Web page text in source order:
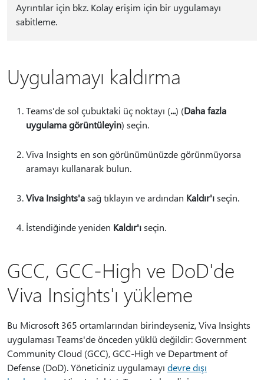
Ayrıntılar için bkz. Kolay erişim için bir uygulamayı
sabitleme.
Uygulamayı kaldırma
Teams'de sol çubuktaki üç noktayı (...) (Daha fazla
uygulama görüntüleyin) seçin.
Viva Insights en son görünümünüzde görünmüyorsa
aramayı kullanarak bulun.
Viva Insights'asağ tıklayın ve ardından Kaldır'ıseçin.
İstendiğinde yeniden Kaldır'ıseçin.
GCC, GCC-High ve DoD'de
Viva Insights'ı yükleme
Bu Microsoft 365 ortamlarından birindeyseniz, Viva Insights
uygulaması Teams'de önceden yüklü değildir: Government
Community Cloud (GCC), GCC-High ve Department of
Defense (DoD). Yöneticiniz uygulamayı devre dışı